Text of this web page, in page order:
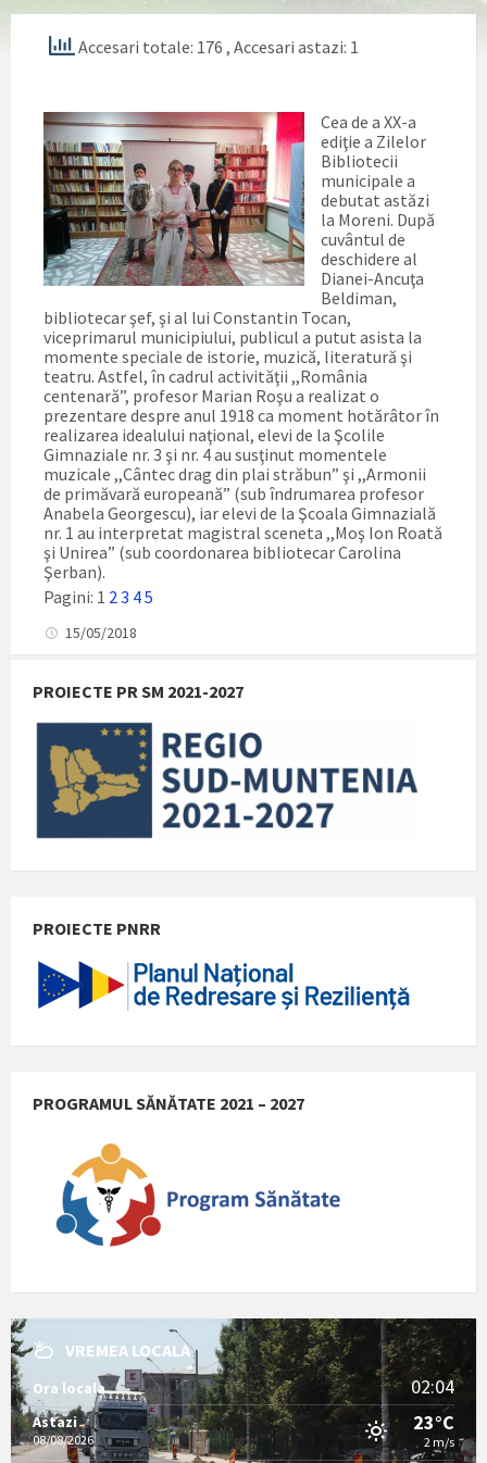
Accesari totale: 176 , Accesari astazi: 1
Cea de a XX-a
ediţie a Zilelor
Bibliotecii
municipale a
debutat astăzi
la Moreni. După
cuvântul de
deschidere al
Dianei-Ancuţa
Beldiman,
bibliotecar şef, şi al lui Constantin Tocan,
viceprimarul municipiului, publicul a putut asista la
momente speciale de istorie, muzică, literatură şi
teatru. Astfel, în cadrul activităţii ,,România
centenară”, profesor Marian Roşu a realizat o
prezentare despre anul 1918 ca moment hotărâtor în
realizarea idealului naţional, elevi de la Şcolile
Gimnaziale nr. 3 şi nr. 4 au susţinut momentele
muzicale ,,Cântec drag din plai străbun” şi ,,Armonii
de primăvară europeană” (sub îndrumarea profesor
Anabela Georgescu), iar elevi de la Şcoala Gimnazială
nr. 1 au interpretat magistral sceneta ,,Moş Ion Roată
şi Unirea” (sub coordonarea bibliotecar Carolina
Şerban).
Pagini: 1 2 3 45
15/05/2018
PROIECTE PR SM 2021-2027
PROIECTE PNRR
PROGRAMUL SĂNĂTATE 2021 – 2027
VREMEA LOCALA
Ora locala 02:04
Astazi
08/08/2026
23°C
2 m/s